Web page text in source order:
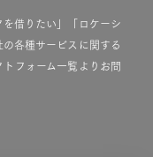
借りたい」「ロケーシ
各種サービスに関する
フォーム一覧よりお問